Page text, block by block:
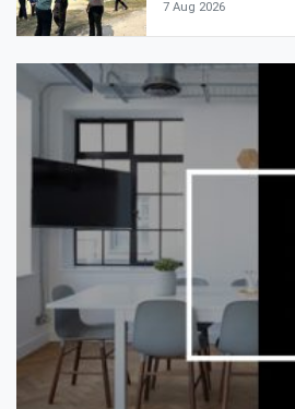
7 Aug 2026